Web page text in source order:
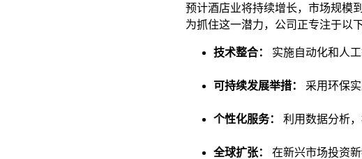
预计酒店业将持续增长，市场规模
为抓住这一潜力，​公司正专注于以下
技术整合： 实施自动化和人
可持续发展举措： 采用环保
个性化服务： 利用数据分析
全球扩张： 在新兴市场投资